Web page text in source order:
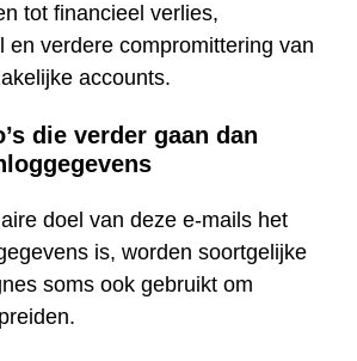
tot financieel verlies,
en verdere compromittering van
accounts.
die verder gaan dan
doel van deze e-mails het
is, worden soortgelijke
soms ook gebruikt om